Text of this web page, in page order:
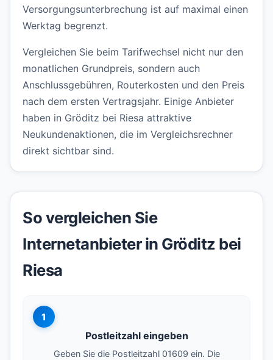
Versorgungsunterbrechung ist auf maximal einen
Werktag begrenzt.
Vergleichen Sie beim Tarifwechsel nicht nur den
monatlichen Grundpreis, sondern auch
Anschlussgebühren, Routerkosten und den Preis
nach dem ersten Vertragsjahr. Einige Anbieter
haben in Gröditz bei Riesa attraktive
Neukundenaktionen, die im Vergleichsrechner
direkt sichtbar sind.
So vergleichen Sie
Internetanbieter in Gröditz bei
Riesa
1
Postleitzahl eingeben
Geben Sie die Postleitzahl 01609 ein. Die